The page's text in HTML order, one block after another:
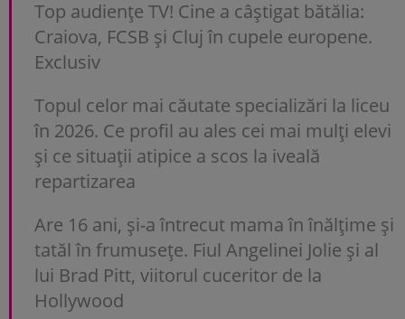
Top audienţe TV! Cine a câştigat bătălia:
Craiova, FCSB şi Cluj în cupele europene.
Exclusiv
Topul celor mai căutate specializări la liceu
în 2026. Ce profil au ales cei mai mulți elevi
și ce situații atipice a scos la iveală
repartizarea
Are 16 ani, și-a întrecut mama în înălțime și
tatăl în frumusețe. Fiul Angelinei Jolie și al
lui Brad Pitt, viitorul cuceritor de la
Hollywood